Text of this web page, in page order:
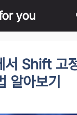
you
서 Shift 고
알아보기